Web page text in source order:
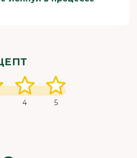
4 5